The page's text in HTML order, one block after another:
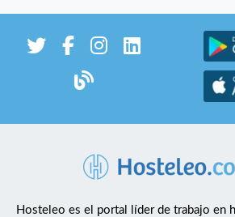
Hosteleo es el portal líder de trabajo en